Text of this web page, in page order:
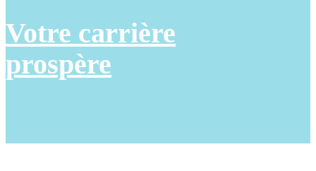
Votre carrière
prospère